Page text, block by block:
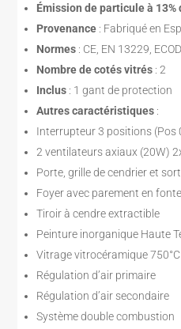
Émission de particule à 13%
Provenance : Fabriqué en
Normes : CE, EN 13229,
Nombre de cotés vitrés : 2
Inclus : 1 gant de protection
Autres caractéristiques :
Interrupteur 3 positions
2 ventilateurs axiaux (20W)
Porte, grille de cendrier et
Foyer avec parement en fonte
Tiroir à cendre extractible
Peinture inorganique Haute
Vitrage vitrocéramique
Régulation d’air primaire
Régulation d’air secondaire
Système double combustion